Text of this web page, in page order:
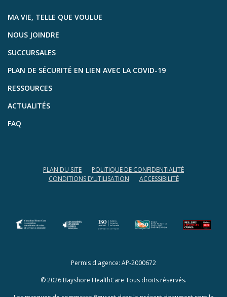
MA VIE, TELLE QUE VOULUE
NOUS JOINDRE
SUCCURSALES
PLAN DE SÉCURITÉ EN LIEN AVEC LA COVID-19
RESSOURCES
ACTUALITÉS
FAQ
PLAN DU SITE
POLITIQUE DE CONFIDENTIALITÉ
CONDITIONS D’UTILISATION
ACCESSIBILITÉ
(opens in a new tab)(opens in a new tab)
Permis d'agence: AP-2000672
© 2026 Bayshore HealthCare Tous droits réservés.